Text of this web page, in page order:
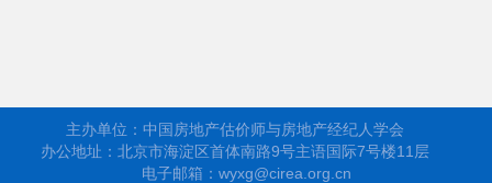
主办单位：中国房地产估价师与房地产经纪人学会
办公地址：北京市海淀区首体南路9号主语国际7号楼11层
电子邮箱：wyxg@cirea.org.cn